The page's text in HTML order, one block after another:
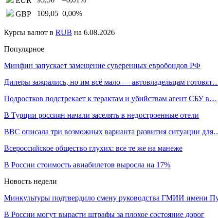
GBP
109,05 0,00%
Курсы валют в RUB на 6.08.2026
Популярное
Минфин запускает замещение суверенных евробондов РФ
Дилеры зажрались, но им всё мало — автовладельцам
Подростков подстрекает к терактам и убийствам агент СБУ в…
В Турции россиян начали заселять в недостроенные отели
BBC описала три возможных варианта развития ситуации
Всероссийское общество глухих: все те же на манеже
В России стоимость авиабилетов выросла на 17%
Новость недели
Минкультуры подтвердило смену руководства ГМИИ имени
В России могут вырасти штрафы за плохое состояние дорог